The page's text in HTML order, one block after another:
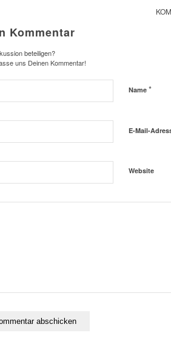
Kommentar
beteiligen?
uns Deinen Kommentar!
Name *
E-Mail-
Website